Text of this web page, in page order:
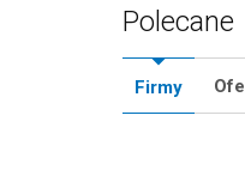
Polecane
Firmy